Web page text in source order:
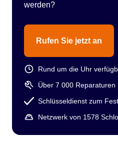
werden?
Rufen Sie jetzt an
Rund um die Uhr
Über 7 000 Reparaturen
Schlüsseldienst zum
Netzwerk von 1578